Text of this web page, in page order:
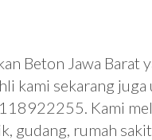
Beton Jawa Barat
kami sekarang
Kami
gudang, rumah